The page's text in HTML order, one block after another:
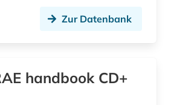
Zur Datenbank
handbook CD+